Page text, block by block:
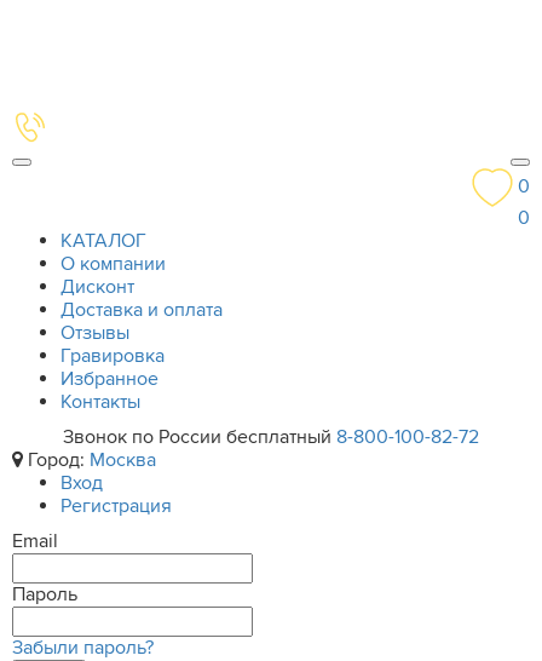
0
0
КАТАЛОГ
О компании
Дисконт
Доставка и оплата
Отзывы
Гравировка
Избранное
Контакты
Звонок по России бесплатный 8-800-100-82-72
Город: Москва
Вход
Регистрация
Email
Пароль
Забыли пароль?